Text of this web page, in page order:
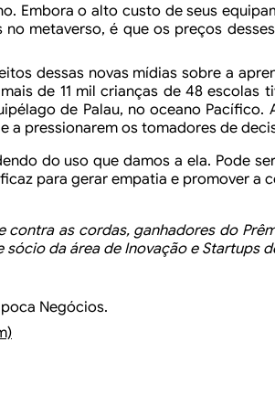
Embora o alto custo de seus
metaverso, é que os preços
dessas novas mídias sobre a
de 11 mil crianças de 48 escolas
de Palau, no oceano Pacífico.
a pressionarem os tomadores de
do uso que damos a ela. Pode
para gerar empatia e promover a
contra as cordas, ganhadores do
da área de Inovação e Startups
Negócios.